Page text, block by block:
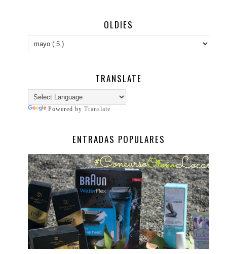
OLDIES
TRANSLATE
Powered by Translate
ENTRADAS POPULARES